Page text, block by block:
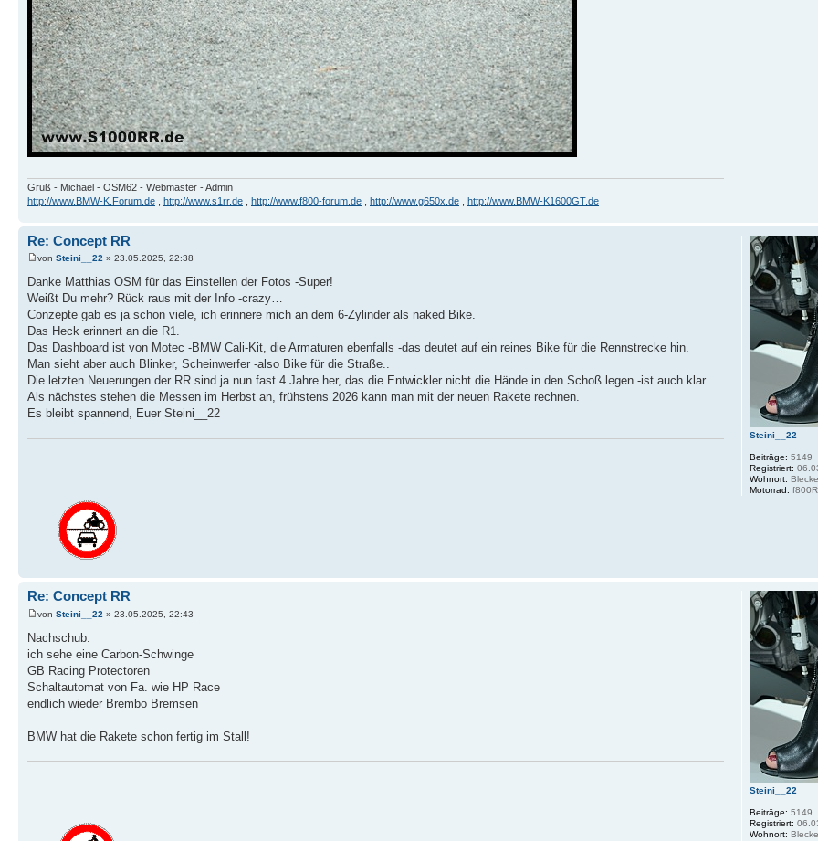
Gruß - Michael - OSM62 - Webmaster - Admin
http://www.BMW-K.Forum.de
http://www.s1rr.de http://www.f800-forum.de http://www.g650x.de http://www.BMW-K1600GT.de
Re: Concept RR
von Steini__22 » 23.05.2025, 22:38
Danke Matthias OSM für das Einstellen der Fotos -Super!
Weißt Du mehr? Rück raus mit der Info -crazy…
Conzepte gab es ja schon viele, ich erinnere mich an dem 6-Zylinder als naked Bike.
Das Heck erinnert an die R1.
Das Dashboard ist von Motec -BMW Cali-Kit, die Armaturen ebenfalls -das deutet auf ein reines Bike für die Rennstrecke hin.
Man sieht aber auch Blinker, Scheinwerfer -also Bike für die Straße..
Die letzten Neuerungen der RR sind ja nun fast 4 Jahre her, das die Entwickler nicht die Hände in den Schoß legen -ist auch klar…
Als nächstes stehen die Messen im Herbst an, frühstens 2026 kann man mit der neuen Rakete rechnen.
Es bleibt spannend, Euer Steini__22
Steini__22
Beiträge: 5149
Registriert:
Wohnort:
Motorrad: f800R
Re: Concept RR
von Steini__22 » 23.05.2025, 22:43
Nachschub:
ich sehe eine Carbon-Schwinge
GB Racing Protectoren
Schaltautomat von Fa. wie HP Race
endlich wieder Brembo Bremsen
BMW hat die Rakete schon fertig im Stall!
Steini__22
Beiträge: 5149
Registriert:
Wohnort: